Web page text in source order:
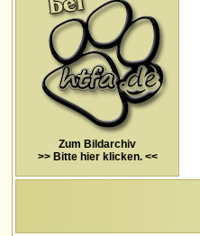
Zum Bildarchiv
>> Bitte hier klicken. <<